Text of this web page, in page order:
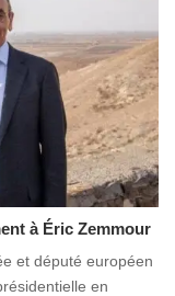
à Éric Zemmour
et député européen
en